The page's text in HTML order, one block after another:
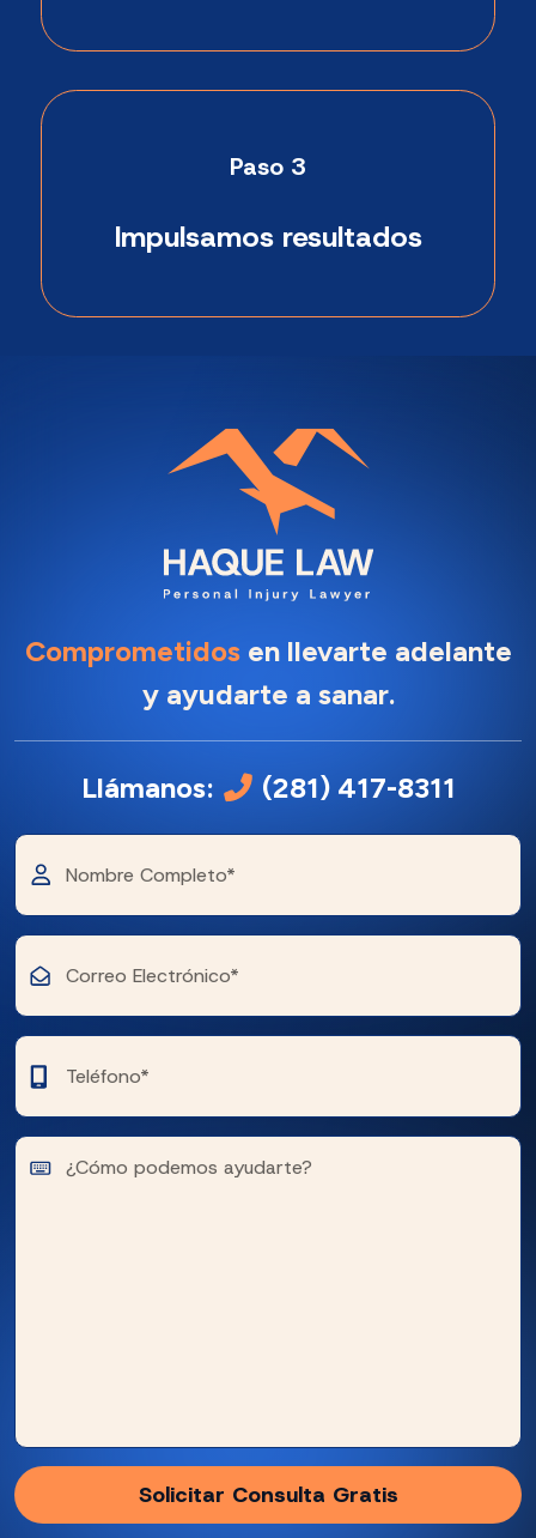
Paso 3
Impulsamos resultados
Comprometidosen llevarte adelante
y ayudarte a sanar.
Llámanos: (281) 417-8311